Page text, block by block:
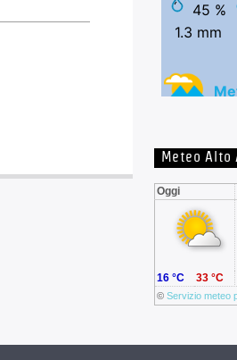
Meteo Alto
Oggi
© Servizio meteo
16 °C 33 °C